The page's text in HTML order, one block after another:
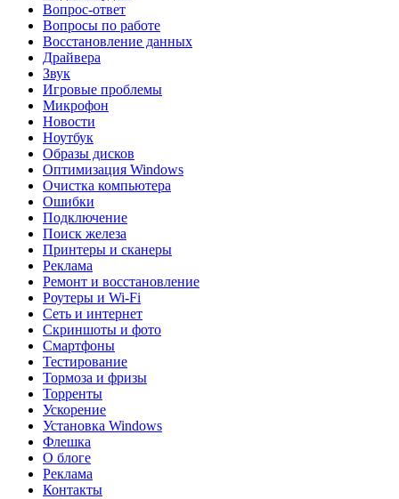
Вопрос-ответ
Вопросы по работе
Восстановление данных
Драйвера
Звук
Игровые проблемы
Микрофон
Новости
Ноутбук
Образы дисков
Оптимизация Windows
Очистка компьютера
Ошибки
Подключение
Поиск железа
Принтеры и сканеры
Реклама
Ремонт и восстановление
Роутеры и Wi-Fi
Сеть и интернет
Скриншоты и фото
Смартфоны
Тестирование
Тормоза и фризы
Торренты
Ускорение
Установка Windows
Флешка
О блоге
Реклама
Контакты